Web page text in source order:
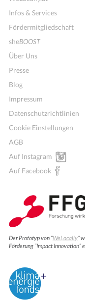
Infos & Services
Fördermitgliedschaft
sheBOOST
Über Uns
Presse
Blog
Impressum
Datenschutzrichtlinien
Cookie Einstellungen
AGB
Auf Instagram
Auf Facebook
Der Prototyp von “WeLocally”
Förderung “Impact Innovation”